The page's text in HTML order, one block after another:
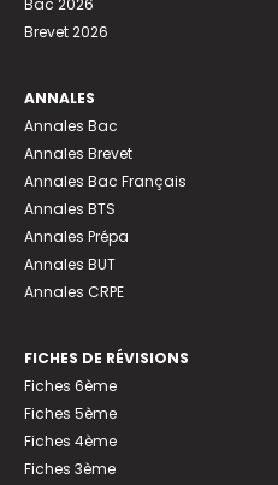
Bac 2026
Brevet 2026
ANNALES
Annales Bac
Annales Brevet
Annales Bac Français
Annales BTS
Annales Prépa
Annales BUT
Annales CRPE
FICHES DE RÉVISIONS
Fiches 6ème
Fiches 5ème
Fiches 4ème
Fiches 3ème